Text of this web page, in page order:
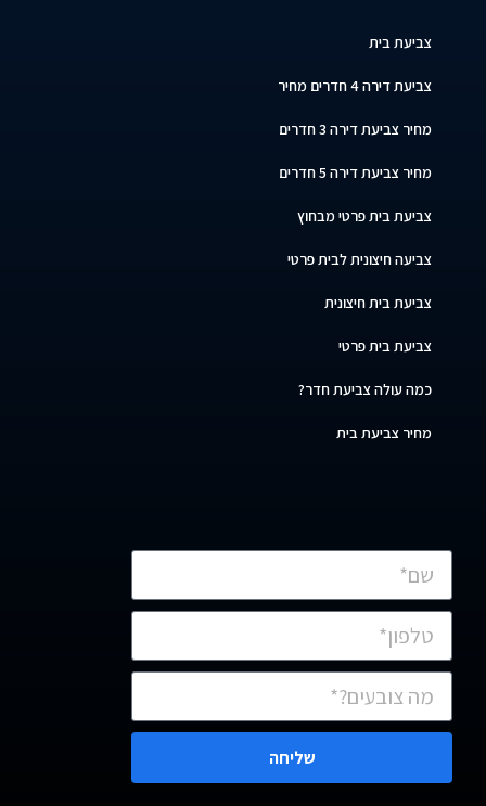
צביעת בית
צביעת דירה 4 חדרים מחיר
מחיר צביעת דירה 3 חדרים
מחיר צביעת דירה 5 חדרים
צביעת בית פרטי מבחוץ
צביעה חיצונית לבית פרטי
צביעת בית חיצונית
צביעת בית פרטי
כמה עולה צביעת חדר?
מחיר צביעת בית
שליחה